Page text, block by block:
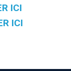
ICI
ICI